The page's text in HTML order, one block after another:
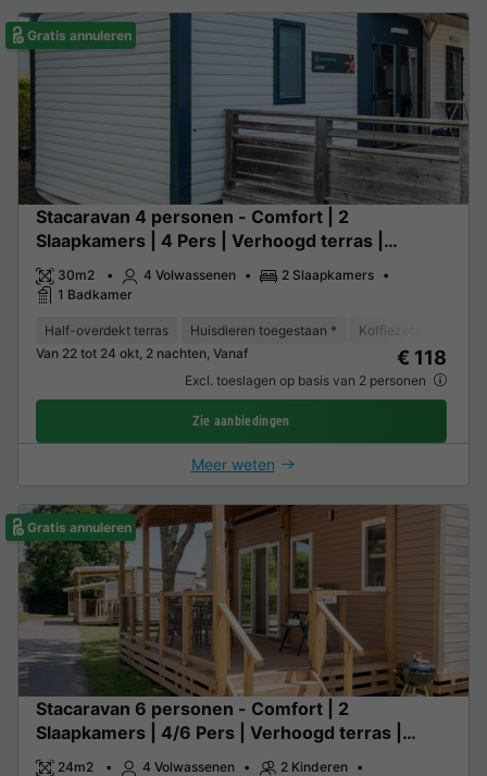
Gratis annuleren
Stacaravan 4 personen - Comfort | 2
Slaapkamers | 4 Pers | Verhoogd terras |
Airconditioning
30m2 4 Volwassenen
2 Slaapkamers
1 Badkamer
Half-overdekt terras Huisdieren toegestaan *
Koffiezetapparaat
Van 22 tot 24 okt, 2 nachten, Vanaf
€ 118
Excl. toeslagen op basis van 2 personen
Zie aanbiedingen
Meer weten
Gratis annuleren
Stacaravan 6 personen - Comfort | 2
Slaapkamers | 4/6 Pers | Verhoogd terras |
Airconditioning
24m2 4 Volwassenen
2 Kinderen